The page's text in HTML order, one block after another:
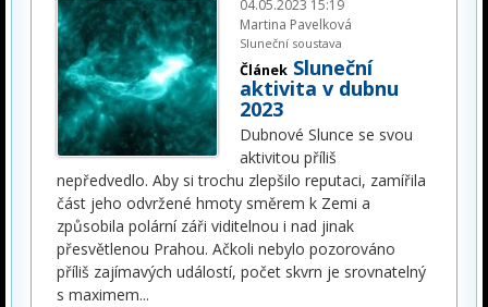
04.05.2023 15:19
Martina Pavelková
Sluneční soustava
Článek Sluneční
aktivita v dubnu
2023
Dubnové Slunce se svou
aktivitou příliš
nepředvedlo. Aby si trochu zlepšilo reputaci, zamířila
část jeho odvržené hmoty směrem k Zemi a
způsobila polární záři viditelnou i nad jinak
přesvětlenou Prahou. Ačkoli nebylo pozorováno
příliš zajímavých událostí, počet skvrn je srovnatelný
s maximem...